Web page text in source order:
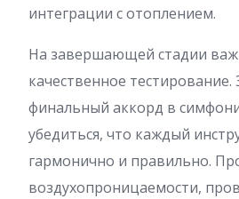
интеграции с отоплением.
На завершающей стадии
качественное тестирование.
финальный аккорд в
убедиться, что каждый
гармонично и правильно.
воздухопроницаемости,